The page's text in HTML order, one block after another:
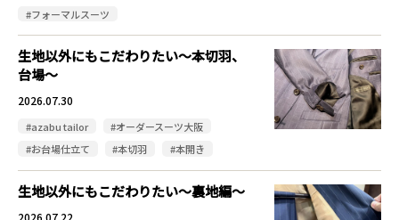
#フォーマルスーツ
生地以外にもこだわりたい～本切羽、
台場～
2026.07.30
#azabu tailor
#オーダースーツ大阪
#お台場仕立て
#本切羽 #本開き
生地以外にもこだわりたい～裏地編～
2026.07.22